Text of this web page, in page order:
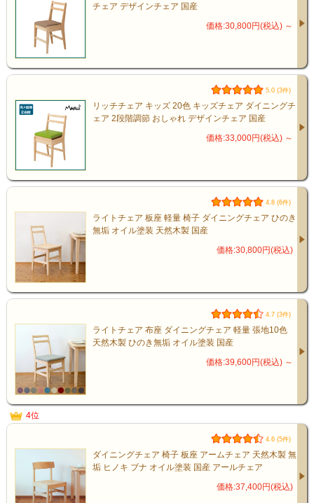
チェア デザインチェア 国産
価格:30,800円(税込) ～
5.0 (3件)
リッチチェア キッズ 20色 キッズチェア ダイニングチ
ェア 2段階調節 おしゃれ デザインチェア 国産
価格:33,000円(税込) ～
4.8 (6件)
ライトチェア 板座 軽量 椅子 ダイニングチェア ひのき
無垢 オイル塗装 天然木製 国産
価格:30,800円(税込)
4.7 (3件)
ライトチェア 布座 ダイニングチェア 軽量 張地10色
天然木製 ひのき無垢 オイル塗装 国産
価格:39,600円(税込) ～
4位
4.6 (5件)
ダイニングチェア 椅子 板座 アームチェア 天然木製 無
垢 ヒノキ ブナ オイル塗装 国産 アールチェア
価格:37,400円(税込)